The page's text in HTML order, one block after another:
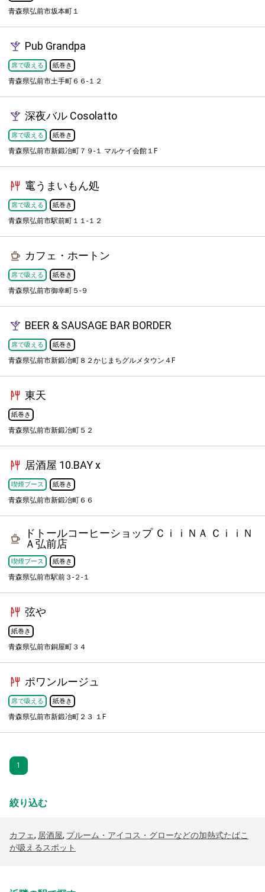
青森県弘前市坂本町１
Pub Grandpa
席で吸える 紙巻き
青森県弘前市土手町６６-１２
深夜バル Cosolatto
席で吸える 紙巻き
青森県弘前市新鍛冶町７９-１ マルケイ会館１F
竃うまいもん処
席で吸える 紙巻き
青森県弘前市駅前町１１-１２
カフェ・ホートン
席で吸える 紙巻き
青森県弘前市御幸町５-９
BEER & SAUSAGE BAR BORDER
席で吸える 紙巻き
青森県弘前市新鍛冶町８２かじまちグルメタウン４F
東天
紙巻き
青森県弘前市新鍛冶町５２
居酒屋 10.BAY x
喫煙ブース 紙巻き
青森県弘前市新鍛冶町６６
ドトールコーヒーショップ ＣｉｉＮＡ ＣｉｉＮ
Ａ弘前店
喫煙ブース 紙巻き
青森県弘前市駅前３-２-１
弦や
紙巻き
青森県弘前市銅屋町３４
ポワンルージュ
席で吸える 紙巻き
青森県弘前市新鍛冶町２３ １F
1
絞り込む
カフェ, 居酒屋, プルーム・アイコス・グローなどの加熱式たばこ
が吸えるスポット